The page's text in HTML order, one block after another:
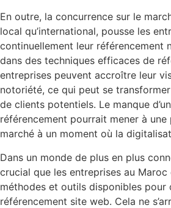
En outre, la concurrence sur le
local qu’international, pousse les
continuellement leur référencement
dans des techniques efficaces de
entreprises peuvent accroître leur
notoriété, ce qui peut se
de clients potentiels. Le manque
référencement pourrait mener à
marché à un moment où la
Dans un monde de plus en plus
crucial que les entreprises au
méthodes et outils disponibles pour
référencement site web. Cela ne